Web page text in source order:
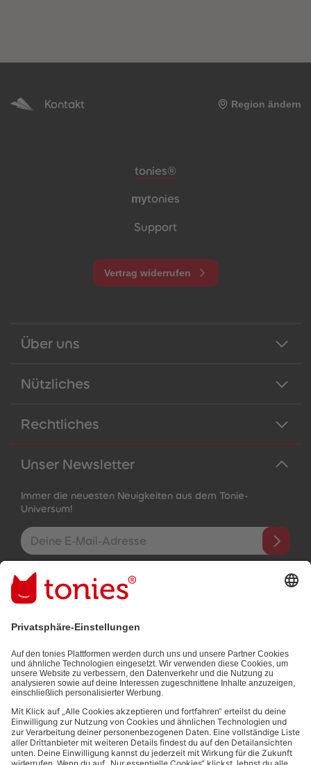
Kontakt Region ändern
Meta-Navigation Footer
tonies®
mytonies
Support
Vertrag widerrufen
Über uns
Nützliches
Rechtliches
Unser Newsletter
Immer die neuesten Neuigkeiten aus dem Tonie-
Universum!
E-Mail-Addresse
Mit dem Absenden abonnierst du unseren E-Mail-Newsletter, der
auf den von dir bereitgestellten Informationen (z.B. Account-
informationen) und den von dir zu Werbezwecken bereitgestellten
Datenschutzbestimmungen.
Bezahlmethoden: